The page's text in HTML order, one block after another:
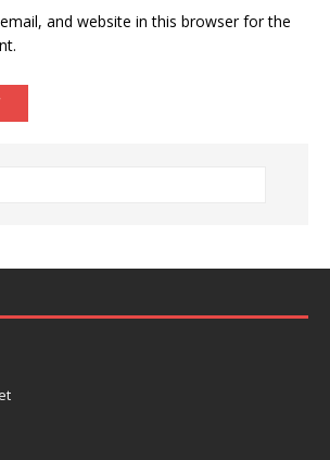
and website in this browser for the